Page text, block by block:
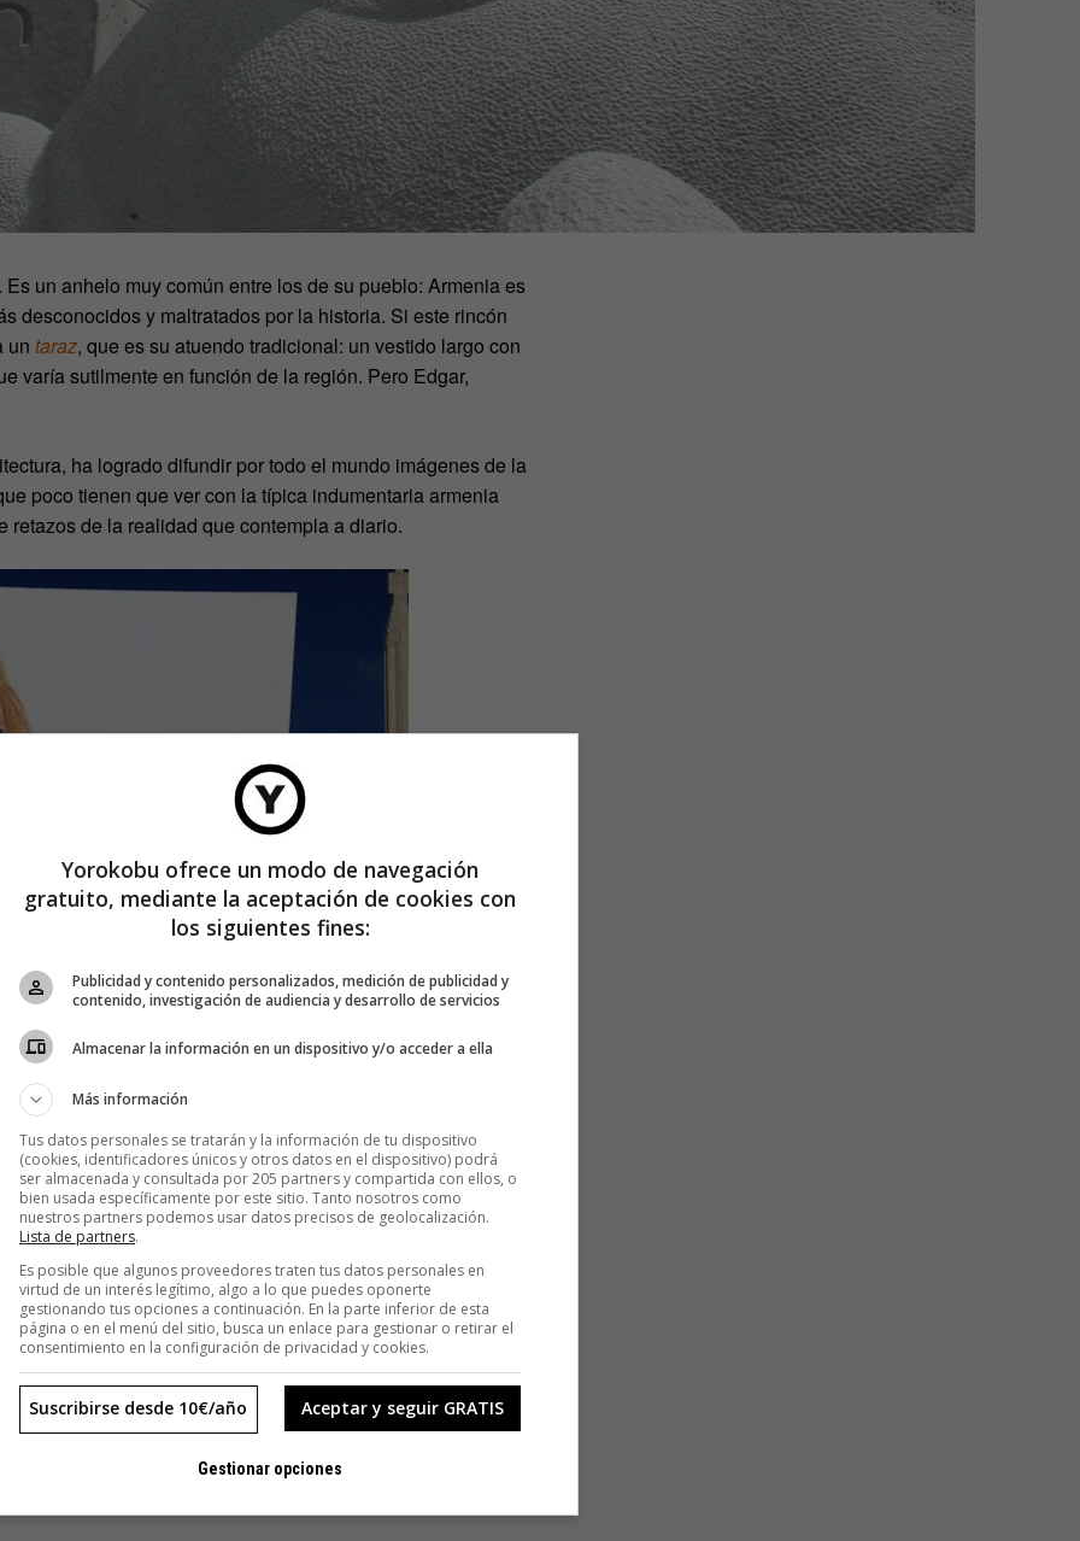
un anhelo muy común entre los de su pueblo: Armenia es
desconocidos y maltratados por la historia. Si este rincón
un taraz, que es su atuendo tradicional: un vestido largo con
varía sutilmente en función de la región. Pero Edgar,
ha logrado difundir por todo el mundo imágenes de la
poco tienen que ver con la típica indumentaria armenia
retazos de la realidad que contempla a diario.
quería crear sus propios diseños aunando lo que había
sus ilustraciones con fragmentos del mundo real o con
Yorokobu ofrece un modo de navegación
gratuito, mediante la aceptación de cookies con
los siguientes fines:
Publicidad y contenido personalizados, medición de publicidad y
contenido, investigación de audiencia y desarrollo de servicios
Almacenar la información en un dispositivo y/o acceder a ella
Más información
Tus datos personales se tratarán y la información de tu dispositivo
(cookies, identificadores únicos y otros datos en el dispositivo) podrá
ser almacenada y consultada por 205 partners y compartida con ellos, o
bien usada específicamente por este sitio. Tanto nosotros como
nuestros partners podemos usar datos precisos de geolocalización.
Lista de partners.
Es posible que algunos proveedores traten tus datos personales en
virtud de un interés legítimo, algo a lo que puedes oponerte
gestionando tus opciones a continuación. En la parte inferior de esta
página o en el menú del sitio, busca un enlace para gestionar o retirar el
consentimiento en la configuración de privacidad y cookies.
Aceptar y seguir GRATIS
Suscribirse desde 10€/año
Gestionar opciones